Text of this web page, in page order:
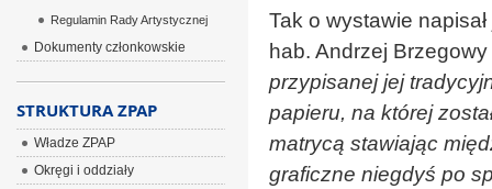
Tak o wystawie
hab. Andrzej
przypisanej jej
papieru, na której
matrycą stawiając
graficzne niegdyś po
Regulamin Rady Artystycznej
Dokumenty członkowskie
STRUKTURA ZPAP
Władze ZPAP
Okręgi i oddziały